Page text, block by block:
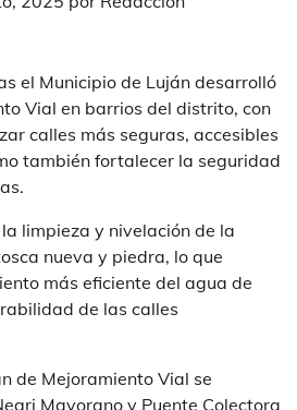
el Municipio de Luján desarrolló
Vial en barrios del distrito, con
calles más seguras, accesibles
también fortalecer la seguridad
limpieza y nivelación de la
nueva y piedra, lo que
más eficiente del agua de
de las calles
de Mejoramiento Vial se
Mayorano y Puente Colectora